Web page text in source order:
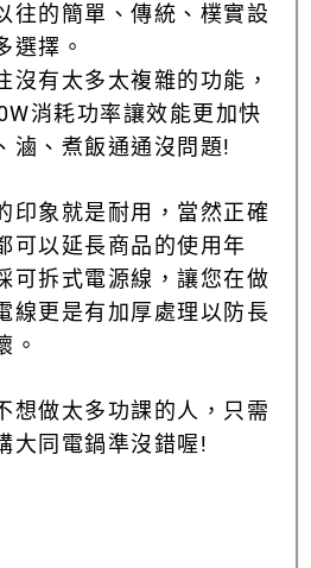
往的簡單、傳統、樸實設
選擇。
沒有太多太複雜的功能，
消耗功率讓效能更加快
滷、煮飯通通沒問題!
印象就是耐用，當然正確
可以延長商品的使用年
可拆式電源線，讓您在做
線更是有加厚處理以防長
。
想做太多功課的人，只需
大同電鍋準沒錯喔!